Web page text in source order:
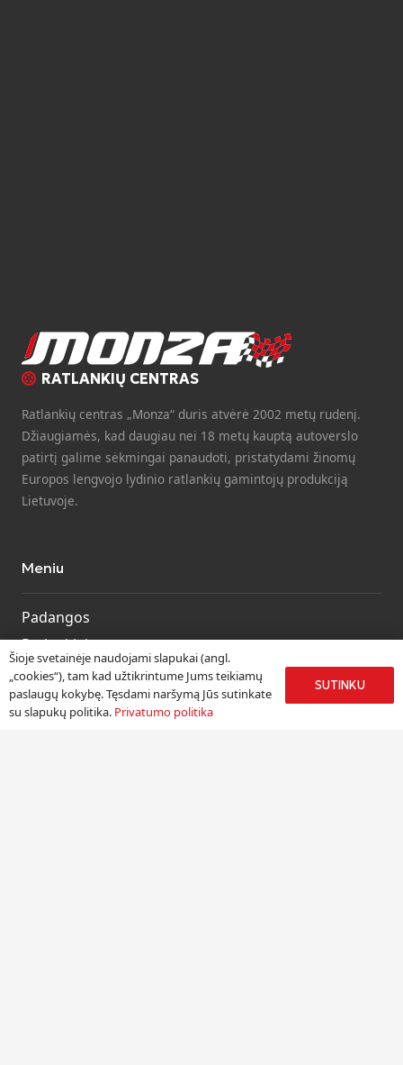
RATLANKIŲ CENTRAS
Ratlankių centras „Monza“ duris atvėrė 2002 metų rudenį.
Džiaugiamės, kad daugiau nei 18 metų kauptą autoverslo
patirtį galime sėkmingai panaudoti, pristatydami žinomų
Europos lengvojo lydinio ratlankių gamintojų produkciją
Lietuvoje.
Meniu
Padangos
Ratlankiai
Kitos prekės
Paslaugos
Šioje svetainėje naudojami slapukai (angl.
„cookies“), tam kad užtikrintume Jums teikiamų
paslaugų kokybę. Tęsdami naršymą Jūs sutinkate
su slapukų politika. Privatumo politika
SUTINKU